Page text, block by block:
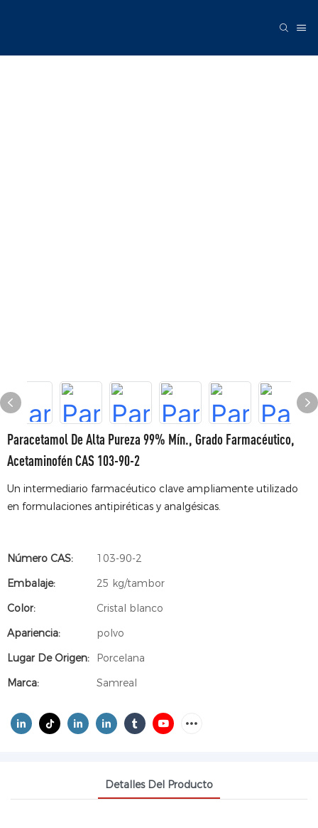
Paracetamol De Alta Pureza 99% Mín., Grado Farmacéutico,
Acetaminofén CAS 103-90-2
Un intermediario farmacéutico clave ampliamente utilizado
en formulaciones antipiréticas y analgésicas.
Número CAS:
103-90-2
Embalaje:
25 kg/tambor
Color:
Cristal blanco
Apariencia:
polvo
Lugar De Origen:
Porcelana
Marca:
Samreal
Detalles Del Producto